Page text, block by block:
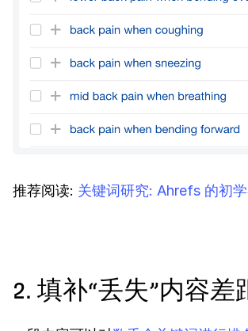
推荐阅读: 关键词研究: Ahrefs 的初
2. 填补“丢失”内容差